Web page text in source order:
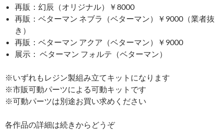
再販：幻辰（オリジナル）￥8000
再販：ベターマン ネブラ（ベターマン）￥9000（業者抜
き）
再販：ベターマン アクア（ベターマン）￥9000
展示： ベターマン フォルテ（ベターマン）
※いずれもレジン製組み立てキットになります
※市販可動パーツによる可動キットです
※可動パーツは別途お買い求めください
各作品の詳細は続きからどうぞ